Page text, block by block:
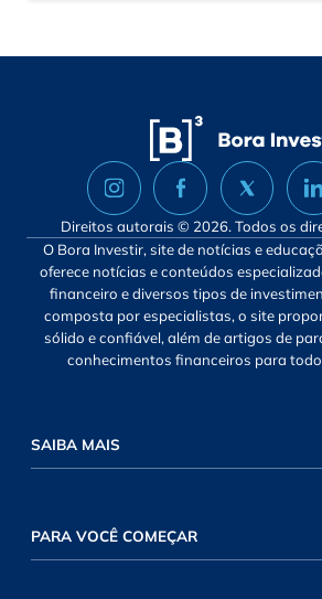
Direitos autorais © 2026. Todos os
O Bora Investir, site de notícias e
oferece notícias e conteúdos
financeiro e diversos tipos de
composta por especialistas, o site
sólido e confiável, além de artigos de
conhecimentos financeiros para
SAIBA MAIS
PARA VOCÊ COMEÇAR